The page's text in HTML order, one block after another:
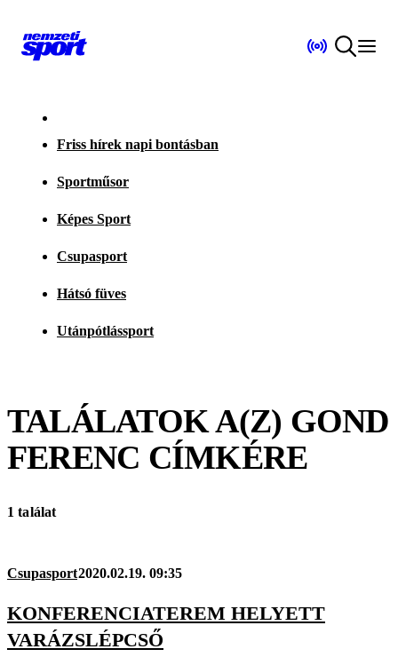
Friss hírek napi bontásban
Sportműsor
Képes Sport
Csupasport
Hátsó füves
Utánpótlássport
TALÁLATOK A(Z) GOND
FERENC CÍMKÉRE
1 találat
Csupasport2020.02.19. 09:35
KONFERENCIATEREM HELYETT
VARÁZSLÉPCSŐ